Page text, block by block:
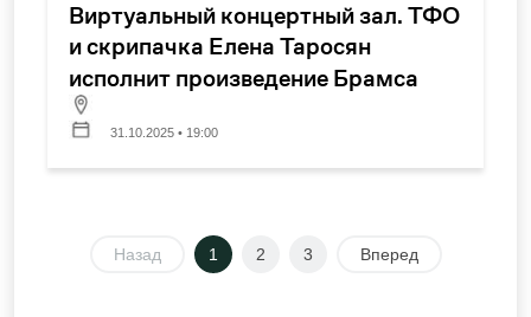
Виртуальный концертный зал. ТФО
и скрипачка Елена Таросян
исполнит произведение Брамса
31.10.2025 • 19:00
Назад 1 2 3 Вперед